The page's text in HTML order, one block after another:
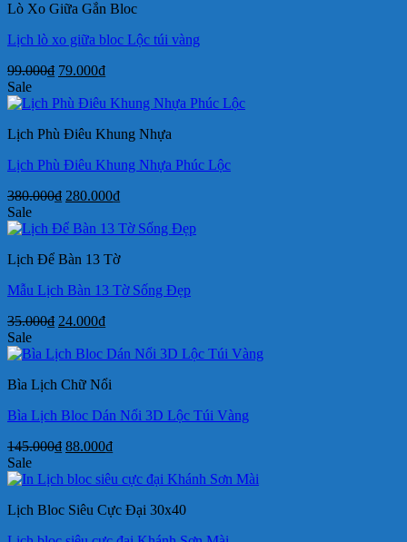
Lò Xo Giữa Gắn Bloc
Lịch lò xo giữa bloc Lộc túi vàng
99.000₫ Giá
là:
79.000₫Giá
tại
79.000₫.
Sale
Lịch Phù Điêu Khung Nhựa
Lịch Phù Điêu Khung Nhựa Phúc Lộc
380.000₫ Giá
là:
280.000₫Giá
tại
280.000₫.
Sale
Lịch Để Bàn 13 Tờ
Mẫu Lịch Bàn 13 Tờ Sống Đẹp
35.000₫ Giá
là:
24.000₫Giá
tại
24.000₫.
Sale
Bìa Lịch Chữ Nổi
Bìa Lịch Bloc Dán Nổi 3D Lộc Túi Vàng
145.000₫ Giá
là:
88.000₫Giá
tại
88.000₫.
Sale
Lịch Bloc Siêu Cực Đại 30x40